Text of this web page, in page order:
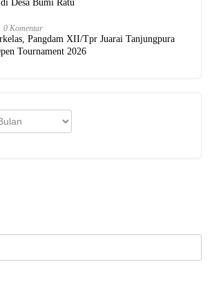
Desa Bumi Ratu
0 Komentar
Pangdam XII/Tpr Juarai Tanjungpura
Tournament 2026